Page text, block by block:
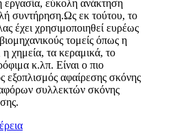
εύκολη ανάκτηση
συντήρηση.Ως εκ τούτου, το
έχει χρησιμοποιηθεί ευρέως
τομείς όπως η
η χημεία, τα κεραμικά, το
κ.λπ. Είναι ο πιο
εξοπλισμός αφαίρεσης σκόνης
συλλεκτών σκόνης